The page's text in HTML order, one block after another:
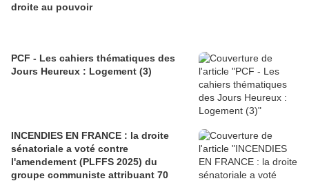
droite au pouvoir
PCF - Les cahiers thématiques des
Jours Heureux : Logement (3)
INCENDIES EN FRANCE : la droite
sénatoriale a voté contre
l'amendement (PLFFS 2025) du
groupe communiste attribuant 70